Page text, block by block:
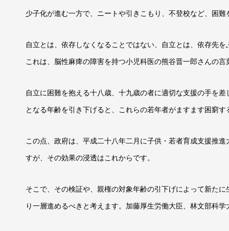
少子化が進む一方で、ニートや引きこもり、不登校など、困
自立とは、依存しなくなることではない、自立とは、依存先を
これは、脳性麻痺の障害を持つ小児科医の熊谷晋一郎さんの言
自立に困難を抱える十八歳、十九歳の者に適切な支援の手を
となる年齢を引き下げると、これらの若年者がますます困窮
この点、政府は、平成二十八年二月に子供・若者育成支援推
すが、その効果の浸透はこれからです。
そこで、その検証や、親権の対象年齢の引下げによって新た
り一層進めるべきと考えます。加藤厚生労働大臣、林文部科